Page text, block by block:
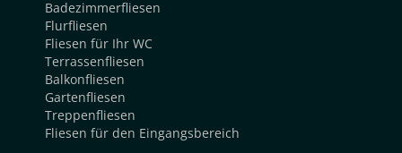
Badezimmerfliesen
Flurfliesen
Fliesen für Ihr WC
Terrassenfliesen
Balkonfliesen
Gartenfliesen
Treppenfliesen
Fliesen für den Eingangsbereich